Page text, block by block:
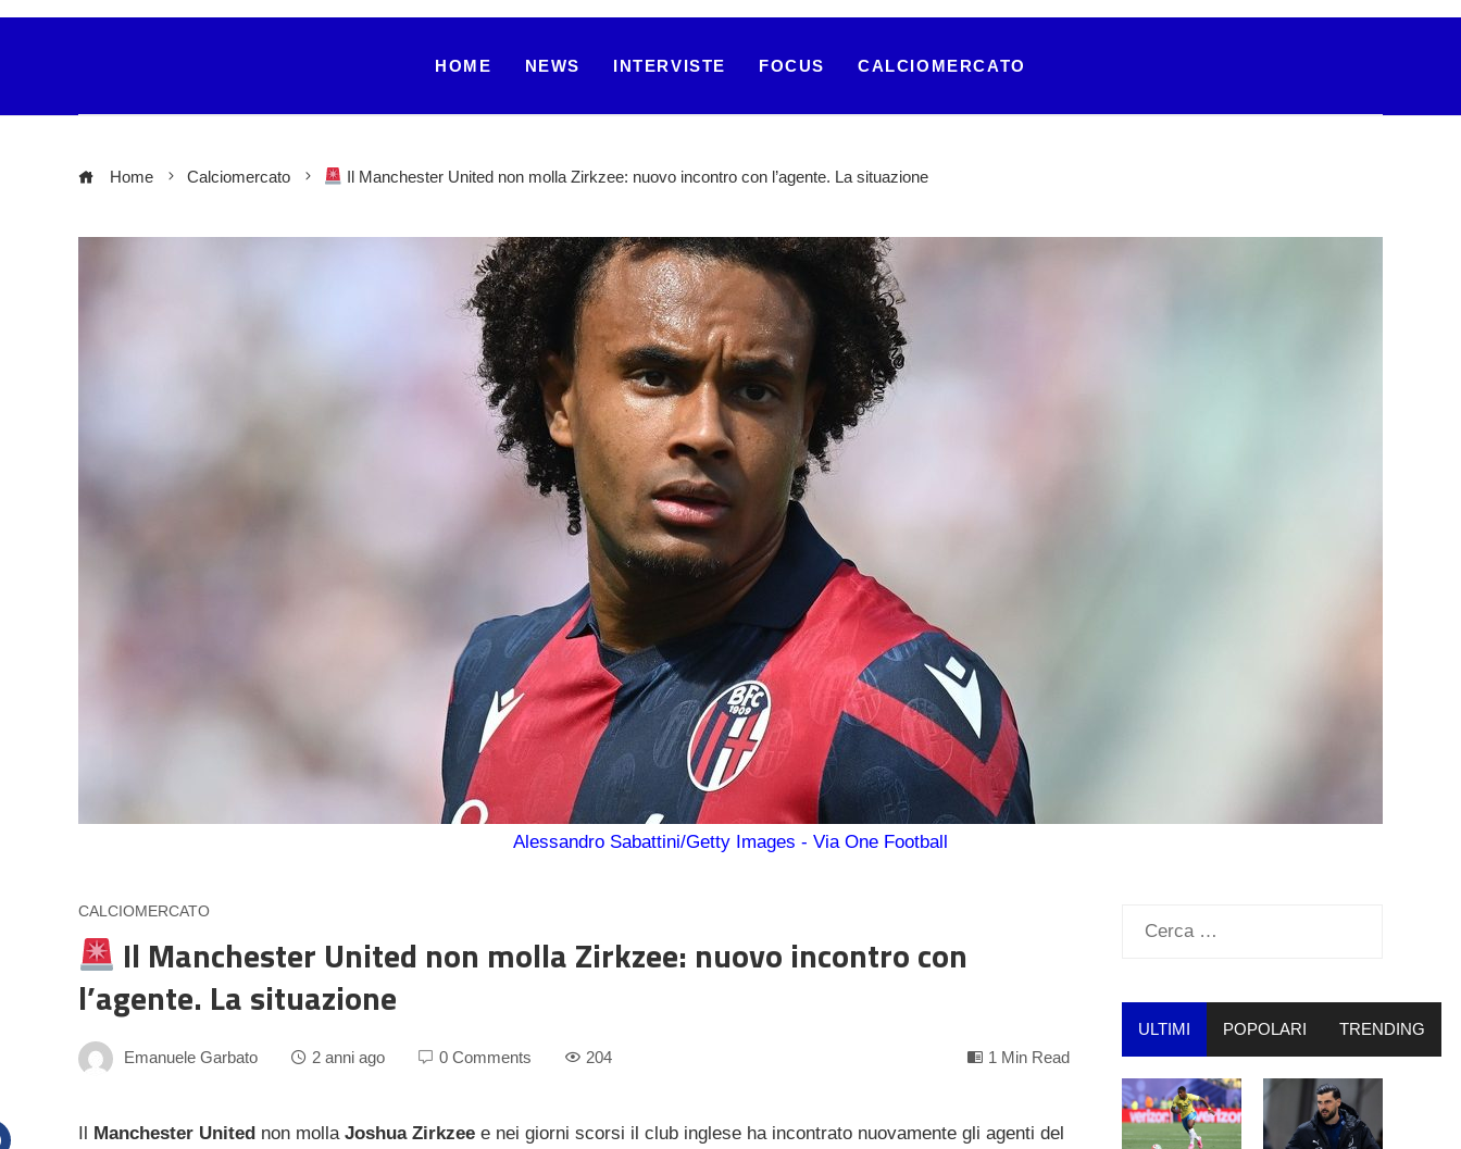
HOME NEWS INTERVISTE FOCUS CALCIOMERCATO
Home Calciomercato Il Manchester United non molla Zirkzee: nuovo incontro con l’agente. La situazione
Alessandro Sabattini/Getty Images - Via One Football
CALCIOMERCATO
Il Manchester United non molla Zirkzee: nuovo incontro con
l’agente. La situazione
Emanuele Garbato 2 anni ago 0 Comments 204 1 Min Read
Il Manchester United non molla Joshua Zirkzee e nei giorni scorsi il club inglese ha incontrato nuovamente gli agenti del
Ricerca
ULTIMI POPOLARI TRENDING